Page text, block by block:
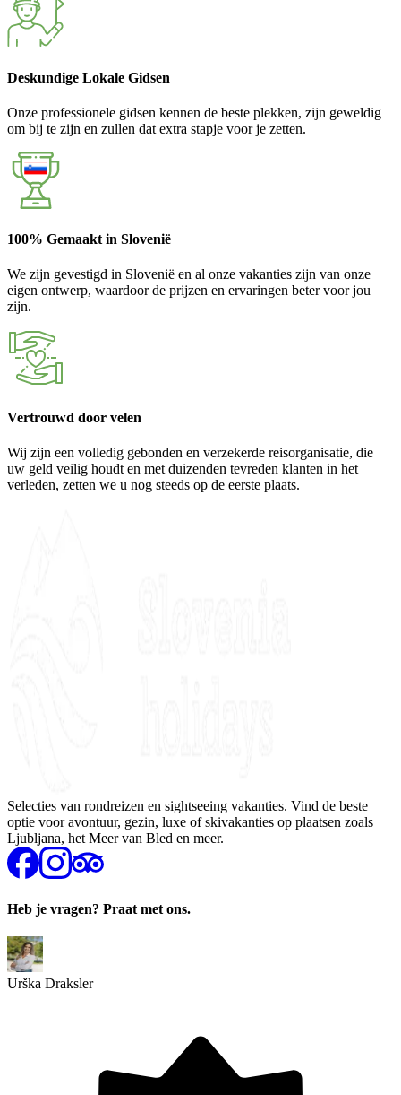
Deskundige Lokale Gidsen
Onze professionele gidsen kennen de beste plekken, zijn geweldig
om bij te zijn en zullen dat extra stapje voor je zetten.
100% Gemaakt in Slovenië
We zijn gevestigd in Slovenië en al onze vakanties zijn van onze
eigen ontwerp, waardoor de prijzen en ervaringen beter voor jou
zijn.
Vertrouwd door velen
Wij zijn een volledig gebonden en verzekerde reisorganisatie, die
uw geld veilig houdt en met duizenden tevreden klanten in het
verleden, zetten we u nog steeds op de eerste plaats.
Selecties van rondreizen en sightseeing vakanties. Vind de beste
optie voor avontuur, gezin, luxe of skivakanties op plaatsen zoals
Ljubljana, het Meer van Bled en meer.
Heb je vragen? Praat met ons.
Urška Draksler